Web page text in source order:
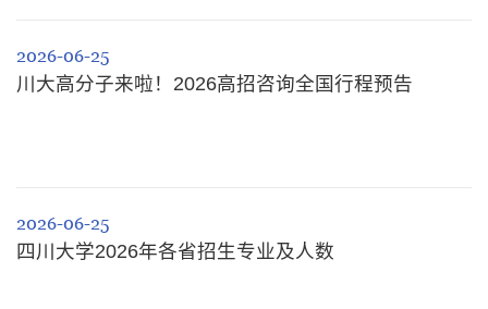
2026-06-25
川大高分子来啦！2026高招咨询全国行程预告
2026-06-25
四川大学2026年各省招生专业及人数